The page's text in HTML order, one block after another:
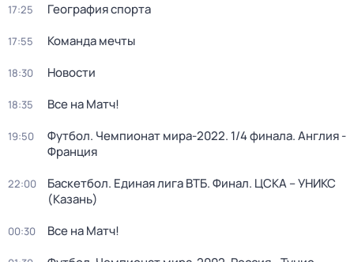
17:25 География спорта
17:55 Команда мечты
18:30 Новости
18:35 Все на Матч!
19:50
Футбол. Чемпионат мира-2022. 1/4 финала. Англия -
Франция
22:00
Баскетбол. Единая лига ВТБ. Финал. ЦСКА – УНИКС
(Казань)
00:30 Все на Матч!